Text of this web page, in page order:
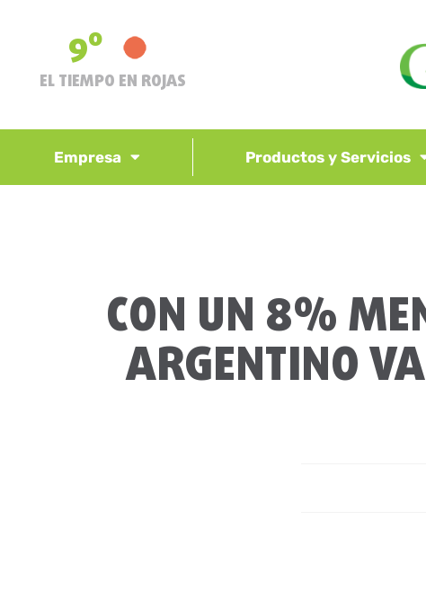
9º
EL TIEMPO EN ROJAS
Empresa Productos y Servicios
CON UN 8%
ARGENTINO